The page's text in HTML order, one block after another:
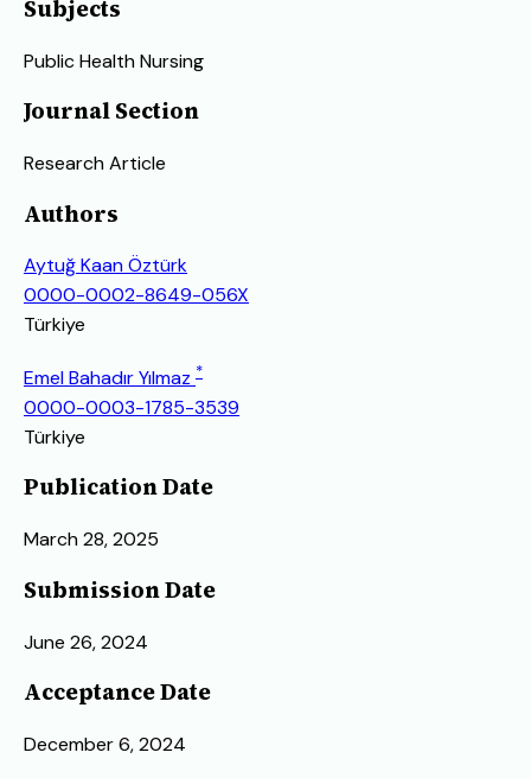
Subjects
Public Health Nursing
Journal Section
Research Article
Authors
Aytuğ Kaan Öztürk
0000-0002-8649-056X
Türkiye
Emel Bahadır Yılmaz *
0000-0003-1785-3539
Türkiye
Publication Date
March 28, 2025
Submission Date
June 26, 2024
Acceptance Date
December 6, 2024